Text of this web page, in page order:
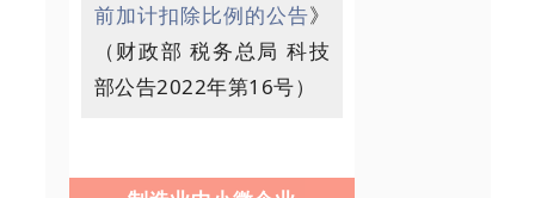
前加计扣除比例的公告》
（财政部 税务总局 科技
部公告2022年第16号）